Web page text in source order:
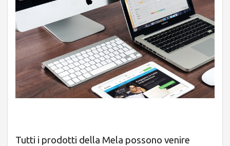
Tutti i prodotti della Mela possono venire